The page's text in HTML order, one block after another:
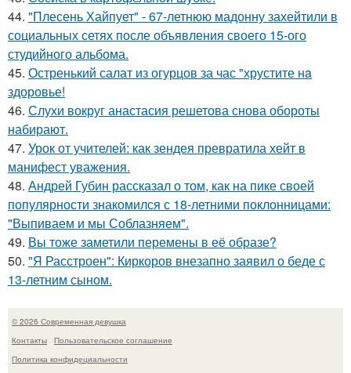
44. "Плесень Хайпует" - 67-летнюю мадонну захейтили в
социальных сетях после объявления своего 15-ого
студийного альбома.
45. Остренький салат из огурцов за час "хрустите нa
здоровье!
46. Слухи вокруг анастасия решетова снова обороты
набирают.
47. Урок от учителей: как зендея превратила хейт в
манифест уважения.
48. Андрей Губин рассказал о том, как на пике своей
популярности знакомился с 18-летними поклонницами:
"Выпиваем и мы Соблазняем".
49. Вы тоже заметили перемены в её образе?
50. "Я Расстроен": Киркоров внезапно заявил о беде с
13-летним сыном.
© 2026 Современная девушка
Контакты
Пользовательское соглашение
Политика конфидециальности